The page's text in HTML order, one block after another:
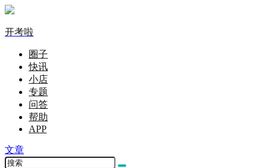
开考啦
圈子
快讯
小店
专题
问答
帮助
APP
文章